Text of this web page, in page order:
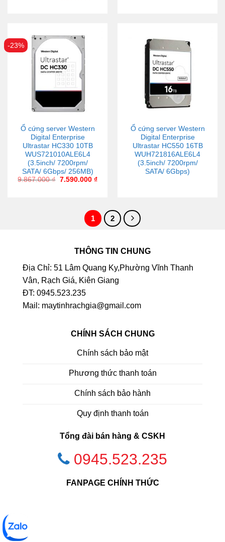
-23%
Ổ cứng server Western
Digital Enterprise
Ultrastar HC330 10TB
WUS721010ALE6L4
(3.5inch/ 7200rpm/
SATA/ 6Gbps/ 256MB)
9.867.000₫ 7.590.000 ₫
Ổ cứng server Western
Digital Enterprise
Ultrastar HC550 16TB
WUH721816ALE6L4
(3.5inch/ 7200rpm/
SATA/ 6Gbps)
1 2
THÔNG TIN CHUNG
Địa Chỉ: 51 Lâm Quang Ky,Phường Vĩnh Thanh
Vân, Rạch Giá, Kiên Giang
ĐT: 0945.523.235
Mail: maytinhrachgia@gmail.com
CHÍNH SÁCH CHUNG
Chính sách bảo mật
Phương thức thanh toán
Chính sách bảo hành
Quy định thanh toán
Tổng đài bán hàng & CSKH
0945.523.235
FANPAGE CHÍNH THỨC